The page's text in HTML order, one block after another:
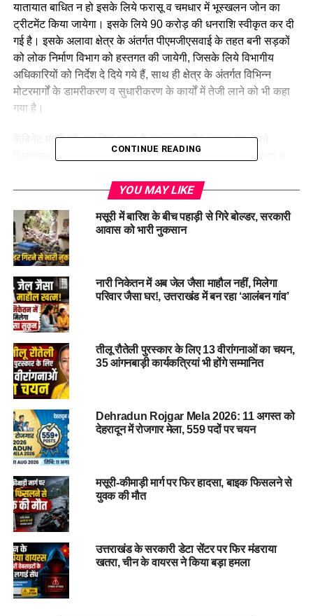
यातायात बाधित न हो इसके लिये फरासू व चमधार में भूस्खलन जोन का
ट्रीटमेंट किया जायेगा। इसके लिये 90 करोड़ की धनराशि स्वीकृत कर दी
गई है। इसके अलावा क्षेत्र के अंतर्गत पीएमजीएसवाई के तहत बनी सड़कों
को लोक निर्माण विभाग को हस्तगत की जायेगी, जिसके लिये विभागीय
अधिकारियों को निर्देश दे दिये गये हैं, साथ ही क्षेत्र के अंतर्गत विभिन्न
मोटरमार्गों के डामरीकरण व सुधारीकरण के कार्यों में तेजी लाने को भी कहा
गया है।
कैबिनेट मंत्री डॉ. धन सिंह रावत ने आज शासकीय आवास पर अपने
विधानसभा क्षेत्र श्रीनगर के विभिन्न मोटरमार्गों के निर्माण, डामरीकरण व
निर्माण विभाग और पीएमजीएसवाई के अधिकारियों को मोटरमार्गों के
सीमा के भीतर निर्माण कार्य पूरा करने के निर्देश दिये। डॉ. रावत ने कहा कि
राष्ट्रीय राजमार्ग 07 पर फरासू व चमधार में अब भूस्खलन से बार-बार
यातायात बाधित नहीं होगा। उन्होंने कहा कि इन दोनों जगह पर भूस्खलन
स्वीकृत कर दी गई है। जिसमें फरासू के लिये 53 करोड़ जबकि चमधार
क्षेत्र में ट्रीटमेंट के लिये 37 करोड़ की स्वीकृति प्रदान की गई है।
जनसामान्य व तीर्थयात्री सुगम व सुरक्षित आवागमन कर सकेंगे। डॉ. रावत
ने कहा कि पीएमजीएसवाई के तहत झाला-ग्वाड मोटरमार्ग व हिंवालीधार-
सिरतोली मोटरमार्ग को स्वीकृति दे दी गई है। उन्होंने विभागीय अधिकारियों
पंचपीपल से स्वीत तक एलिवेटेड रोड़ की शीघ्र डीपीआर तैयार करने के
निर्देश दिये। डॉ. रावत ने पीएमजीएसवाई के तहत निर्मित सड़कों की समीक्षा
करते हुये अधिकारियों को मजरा महादेव-सौठ मोटरमार्ग को यथाशीघ्र लोक
कुठखाल, कठ्यूड़ मोटरमार्ग के सुधारीकरण, जल्लू गांव के मोटरमार्ग, गडोली,
डुंगरी, जाख-अक्सोड़ा मोटरमार्ग का डामरीकरण तथा चपलोड़ी व फल्द्वाड़ी
मोटर मार्ग के अवशेष कार्य शीघ्र पूर्ण करने के निर्देश भी अधिकारियों को
बैठक में सचिव लोक निर्माण विभाग पंकज पाण्डेय, अपर सचिव दिनेश कुमार,
प्रमुख अभियंता लोक निर्माण विभाग राजेश शर्मा, मुख्य अभियंता
CONTINUE READING
YOU MAY LIKE
मसूरी में बारिश के बीच पहाड़ी से गिरे बोल्डर, सरकारी
आवास को भारी नुकसान
नारी निकेतन में अब जेल जैसा माहौल नहीं, मिलेगा
परिवार जैसा घर!, उत्तराखंड में बन रहा ‘आलंबन गांव’
तीलू रौतेली पुरस्कार के लिए 13 वीरांगनाओं का चयन,
35 आंगनबाड़ी कार्यकत्रियां भी होंगे सम्मानित
Dehradun Rojgar Mela 2026: 11 अगस्त को
देहरादून में रोजगार मेला, 559 पदों पर चयन
मसूरी-कीमाड़ी मार्ग पर फिर हादसा, बाइक फिसलने से
युवक की मौत
उत्तराखंड के सरकारी डेटा सेंटर पर फिर मंडराया
खतरा, चीन के वायरस ने किया बड़ा हमला